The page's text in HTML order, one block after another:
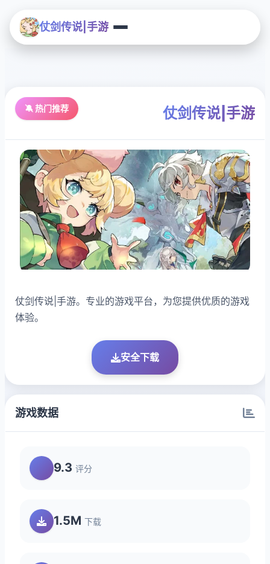
仗剑传说|手游
🔕 热门推荐 仗剑传说|手游
仗剑传说|手游。专业的游戏平台，为您提供优质的游戏
体验。
安全下载
游戏数据
9.3 评分
1.5M 下载